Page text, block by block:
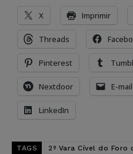
X Imprimir
Threads
Pinterest
Nextdoor E-mail
LinkedIn
TAGS
2ª Vara Cível do Foro